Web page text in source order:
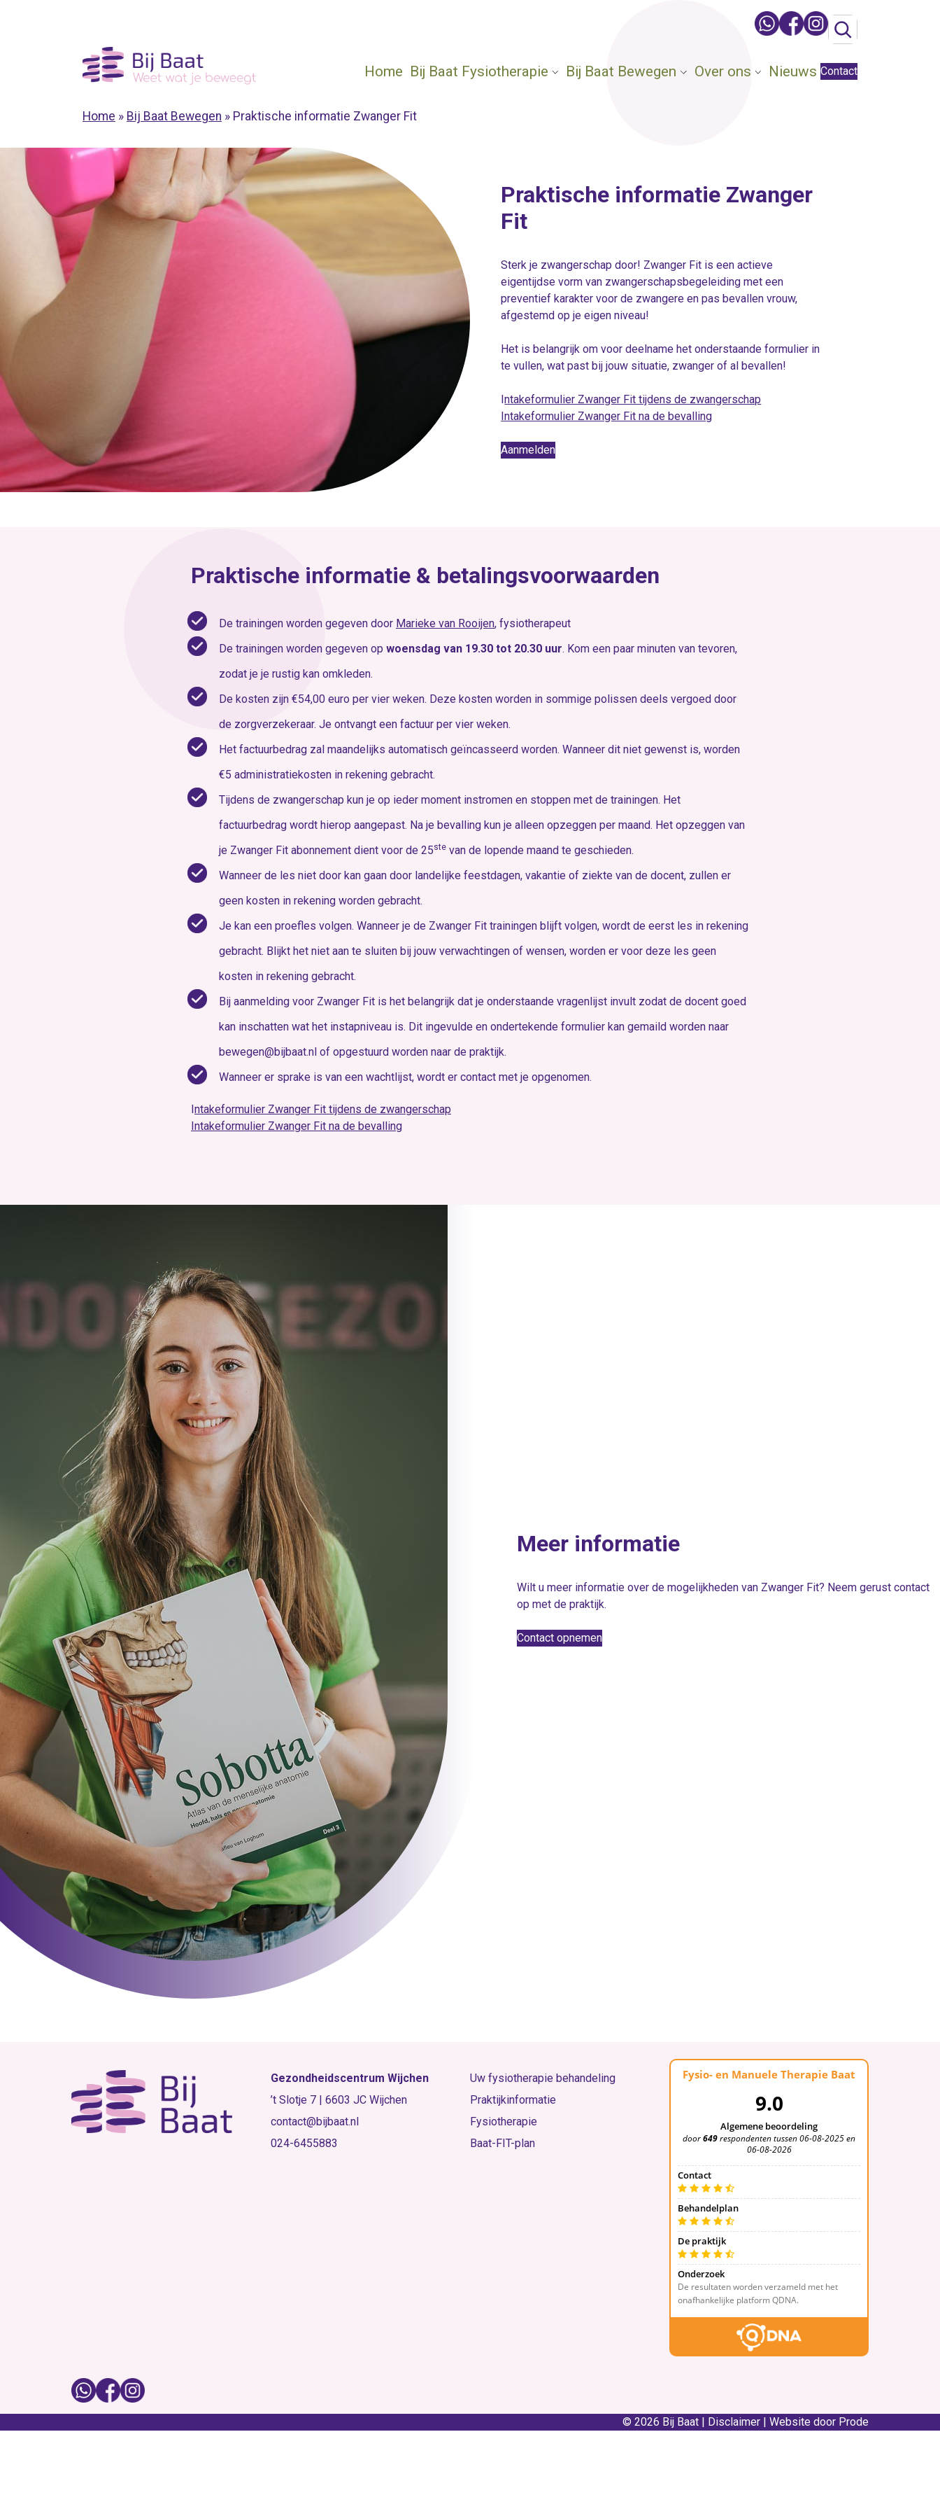
Home Bij Baat Fysiotherapie Bij Baat Bewegen Over ons Nieuws Contact
Home » Bij Baat Bewegen » Praktische informatie Zwanger Fit
Praktische informatie Zwanger
Fit
Sterk je zwangerschap door! Zwanger Fit is een actieve
eigentijdse vorm van zwangerschapsbegeleiding met een
preventief karakter voor de zwangere en pas bevallen vrouw,
afgestemd op je eigen niveau!
Het is belangrijk om voor deelname het onderstaande formulier in
te vullen, wat past bij jouw situatie, zwanger of al bevallen!
Intakeformulier Zwanger Fit tijdens de zwangerschap
Intakeformulier Zwanger Fit na de bevalling
Aanmelden
Praktische informatie & betalingsvoorwaarden
De trainingen worden gegeven door Marieke van Rooijen, fysiotherapeut
De trainingen worden gegeven op woensdag van 19.30 tot 20.30 uur. Kom een paar minuten van tevoren,
zodat je je rustig kan omkleden.
De kosten zijn €54,00 euro per vier weken. Deze kosten worden in sommige polissen deels vergoed door
de zorgverzekeraar. Je ontvangt een factuur per vier weken.
Het factuurbedrag zal maandelijks automatisch geïncasseerd worden. Wanneer dit niet gewenst is, worden
€5 administratiekosten in rekening gebracht.
Tijdens de zwangerschap kun je op ieder moment instromen en stoppen met de trainingen. Het
factuurbedrag wordt hierop aangepast. Na je bevalling kun je alleen opzeggen per maand. Het opzeggen van
je Zwanger Fit abonnement dient voor de 25ste van de lopende maand te geschieden.
Wanneer de les niet door kan gaan door landelijke feestdagen, vakantie of ziekte van de docent, zullen er
geen kosten in rekening worden gebracht.
Je kan een proefles volgen. Wanneer je de Zwanger Fit trainingen blijft volgen, wordt de eerst les in rekening
gebracht. Blijkt het niet aan te sluiten bij jouw verwachtingen of wensen, worden er voor deze les geen
kosten in rekening gebracht.
Bij aanmelding voor Zwanger Fit is het belangrijk dat je onderstaande vragenlijst invult zodat de docent goed
kan inschatten wat het instapniveau is. Dit ingevulde en ondertekende formulier kan gemaild worden naar
bewegen@bijbaat.nl of opgestuurd worden naar de praktijk.
Wanneer er sprake is van een wachtlijst, wordt er contact met je opgenomen.
Intakeformulier Zwanger Fit tijdens de zwangerschap
Intakeformulier Zwanger Fit na de bevalling
Meer informatie
Wilt u meer informatie over de mogelijkheden van Zwanger Fit? Neem gerust contact
op met de praktijk.
Contact opnemen
Gezondheidscentrum Wijchen
’t Slotje 7 | 6603 JC Wijchen
contact@bijbaat.nl
024-6455883
Uw fysiotherapie behandeling
Praktijkinformatie
Fysiotherapie
Baat-FIT-plan
© 2026 Bij Baat | Disclaimer | Website door Prode